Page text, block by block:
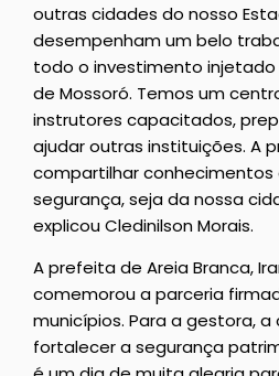
outras cidades do nosso
desempenham um belo
todo o investimento
de Mossoró. Temos um
instrutores capacitados,
ajudar outras instituições. A
compartilhar
segurança, seja da nossa
explicou Cledinilson Morais.
A prefeita de Areia Branca,
comemorou a parceria
municípios. Para a gestora,
fortalecer a segurança